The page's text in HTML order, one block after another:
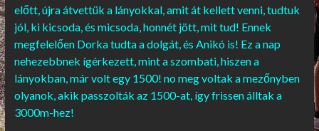
előtt, újra átvettük a lányokkal, amit át kellett venni, tudtuk
jól, ki kicsoda, és micsoda, honnét jött, mit tud! Ennek
megfelelően Dorka tudta a dolgát, és Anikó is! Ez a nap
nehezebbnek ígérkezett, mint a szombati, hiszen a
lányokban, már volt egy 1500! no meg voltak a mezőnyben
olyanok, akik passzolták az 1500-at, így frissen álltak a
3000m-hez!